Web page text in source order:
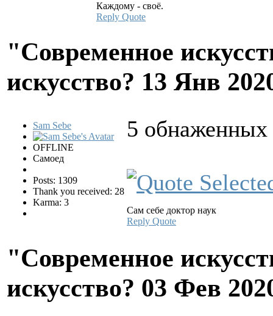
Каждому - своё.
Reply Quote
"Современное
искусство? 13 Янв
Sam Sebe
OFFLINE
Самоед
Posts: 1309
Thank you received: 28
Karma: 3
5
Сам себе доктор наук
Reply Quote
"Современное
искусство? 03 Фев